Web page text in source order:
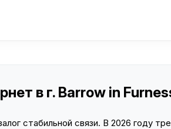
в г. Barrow in
стабильной связи. В 2026 году